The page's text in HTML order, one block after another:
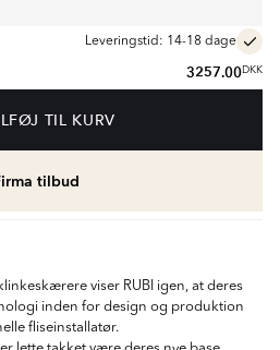
Leveringstid: 14-18 dage
3257.00DKK
TIL KURV
tilbud
viser RUBI igen, at deres
inden for design og produktion
fliseinstallatør.